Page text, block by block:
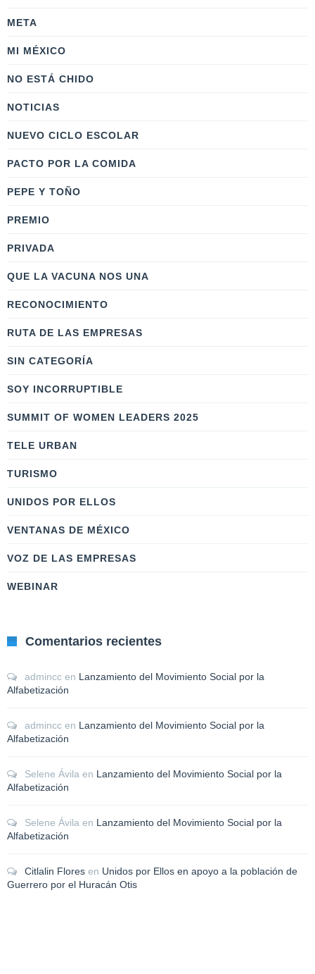
META
MI MÉXICO
NO ESTÁ CHIDO
NOTICIAS
NUEVO CICLO ESCOLAR
PACTO POR LA COMIDA
PEPE Y TOÑO
PREMIO
PRIVADA
QUE LA VACUNA NOS UNA
RECONOCIMIENTO
RUTA DE LAS EMPRESAS
SIN CATEGORÍA
SOY INCORRUPTIBLE
SUMMIT OF WOMEN LEADERS 2025
TELE URBAN
TURISMO
UNIDOS POR ELLOS
VENTANAS DE MÉXICO
VOZ DE LAS EMPRESAS
WEBINAR
Comentarios recientes
admincc en Lanzamiento del Movimiento Social por la
Alfabetización
admincc en Lanzamiento del Movimiento Social por la
Alfabetización
Selene Ávila en Lanzamiento del Movimiento Social por la
Alfabetización
Selene Ávila en Lanzamiento del Movimiento Social por la
Alfabetización
Citlalin Flores en Unidos por Ellos en apoyo a la población de
Guerrero por el Huracán Otis